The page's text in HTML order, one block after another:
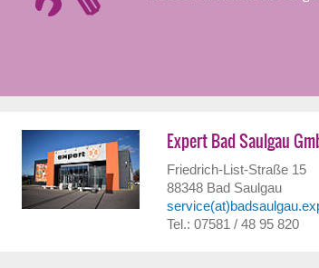
Expert Bad Saulgau
Friedrich-List-Straße 15
88348 Bad Saulgau
Tel.: 07581 / 48 95 820